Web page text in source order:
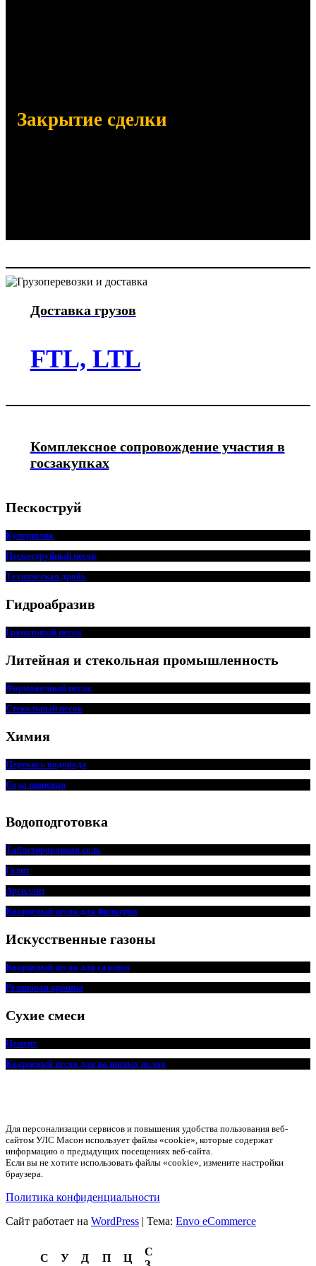
Закрытие сделки
Доставка грузов
FTL, LTL
Комплексное сопровождение участия в
госзакупках
Пескоструй
Купершлак
Пескоструйный песок
Техническая дробь
Гидроабразив
Гранатовый песок
Литейная и стекольная промышленность
Формовочный песок
Стекольный песок
Химия
Перекись водорода
Сода пищевая
Водоподготовка
Таблетированная соль
Галит
Аргиллит
Кварцевый песок для фильтров
Искусственные газоны
Кварцевый песок для газонов
Резиновая крошка
Сухие смеси
Цемент
Кварцевый песок для наливных полов
Для персонализации сервисов и повышения удобства пользования веб-
сайтом УЛС Масон использует файлы «cookie», которые содержат
информацию о предыдущих посещениях веб-сайта.
Если вы не хотите использовать файлы «cookie», измените настройки
браузера.
Политика конфиденциальности
Сайт работает на WordPress | Тема: Envo eCommerce
С
У
Д
П
Ц
С